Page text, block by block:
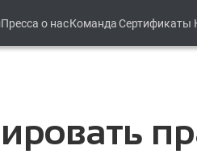
Пресса о насКомандаСертификаты